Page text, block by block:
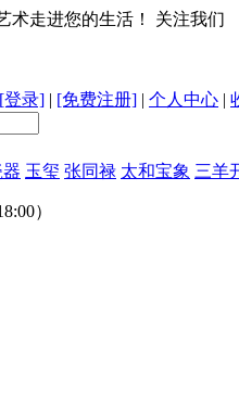
术走进您的生活！ 关注我们
[登录] | [免费注册] | 个人中心 |
玉玺 张同禄 太和宝象 三羊
）